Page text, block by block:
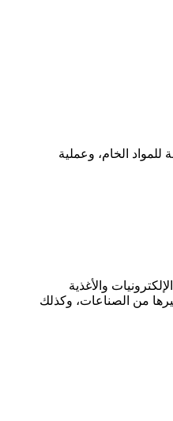
الخام، وعملية
والأغذية
من الصناعات، وكذلك